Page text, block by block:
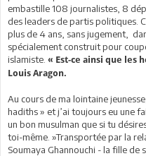
embastille 108 journalistes, 8
des leaders de partis politiques.
plus de 4 ans, sans jugement,
spécialement construit pour
islamiste. « Est-ce ainsi que les
Louis Aragon.
Au cours de ma lointaine
hadiths » et j’ai toujours eu une
un bon musulman que si tu
toi-même. »Transportée par la
Soumaya Ghannouchi - la fille